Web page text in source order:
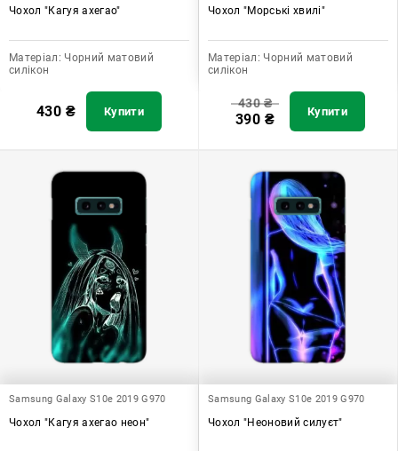
Чохол "Кагуя ахегао"
Матеріал: Чорний матовий
силікон
430 ₴ Купити
Чохол "Морські хвилі"
Матеріал: Чорний матовий
силікон
430₴
390 ₴ Купити
Samsung Galaxy S10e 2019 G970
Чохол "Кагуя ахегао неон"
Samsung Galaxy S10e 2019 G970
Чохол "Неоновий силуєт"